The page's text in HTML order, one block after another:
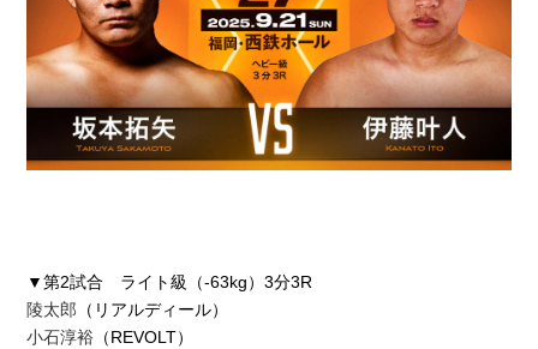
▼第2試合 ライト級（-63kg）3分3R
陵太郎 （リアルディール）
小石淳裕 （REVOLT）